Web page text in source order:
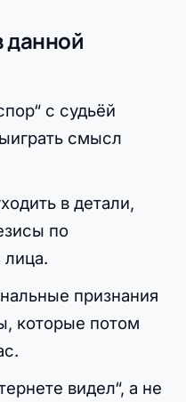
данной
с судьёй
смысл
в детали,
по
лица.
признания
которые потом
видел“, а не